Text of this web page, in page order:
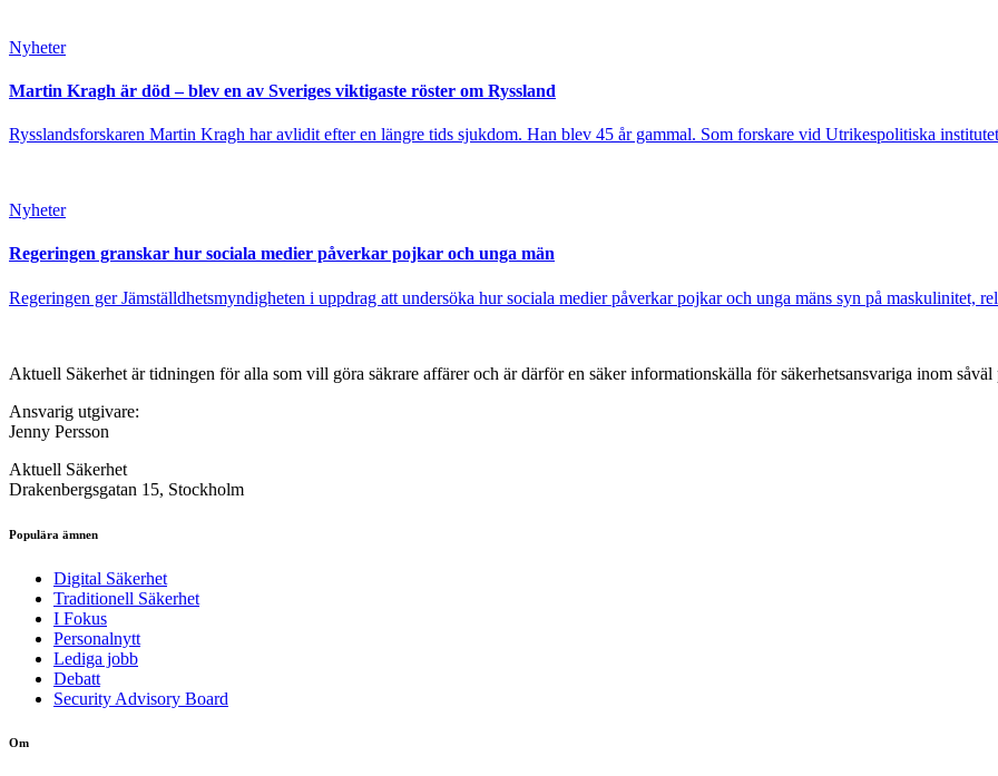
Nyheter
Martin Kragh är död – blev en av Sveriges viktigaste röster om Ryssland
Rysslandsforskaren Martin Kragh har avlidit efter en längre tids sjukdom. Han blev 45 år gammal. Som forskare vid Utrikespolitiska
Nyheter
Regeringen granskar hur sociala medier påverkar pojkar och unga män
Regeringen ger Jämställdhetsmyndigheten i uppdrag att undersöka hur sociala medier påverkar pojkar och unga mäns syn på maskulinitet,
Aktuell Säkerhet är tidningen för alla som vill göra säkrare affärer och är därför en säker informationskälla för säkerhets­ansvariga inom
Ansvarig utgivare:
Jenny Persson
Aktuell Säkerhet
Drakenbergsgatan 15, Stockholm
Populära ämnen
Digital Säkerhet
Traditionell Säkerhet
I Fokus
Personalnytt
Lediga jobb
Debatt
Security Advisory Board
Om